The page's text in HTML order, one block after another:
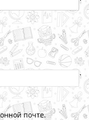
почте.